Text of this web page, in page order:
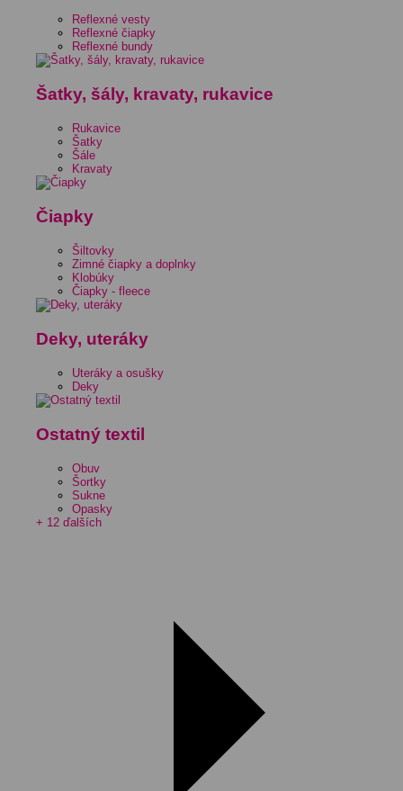
Reflexné vesty
Reflexné čiapky
Reflexné bundy
Šatky, šály, kravaty, rukavice
Rukavice
Šatky
Šále
Kravaty
Čiapky
Šiltovky
Zimné čiapky a doplnky
Klobúky
Čiapky - fleece
Deky, uteráky
Uteráky a osušky
Deky
Ostatný textil
Obuv
Šortky
Sukne
Opasky
+ 12 ďalších